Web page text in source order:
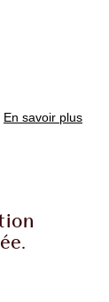
En savoir plus